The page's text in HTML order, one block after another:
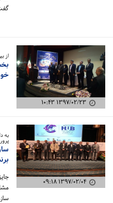
گفت.
۱۳۹۷/۰۲/۲۳ ۱۰:۴۳
از
۱۳۹۷/۰۲/۰۴ ۰۹:۱۸
به